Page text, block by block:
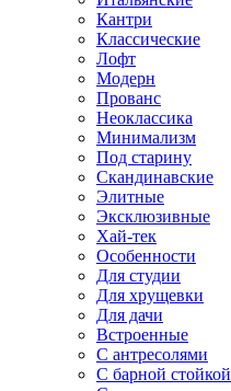
Кантри
Классические
Лофт
Модерн
Прованс
Неоклассика
Минимализм
Под старину
Скандинавские
Элитные
Эксклюзивные
Хай-тек
Особенности
Для студии
Для хрущевки
Для дачи
Встроенные
С антресолями
С барной стойкой